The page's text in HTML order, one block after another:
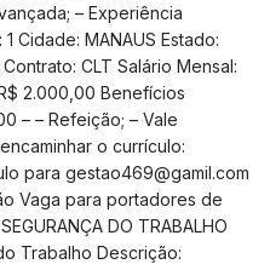
– Experiência
Cidade: MANAUS Estado:
CLT Salário Mensal:
2.000,00 Benefícios
– – Refeição; – Vale
o currículo:
para gestao469@gamil.com
Vaga para portadores de
DO TRABALHO
Trabalho Descrição: